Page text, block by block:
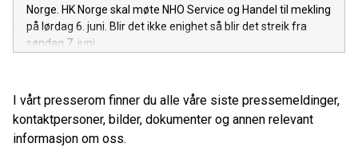
Norge. HK Norge skal møte NHO Service og Handel til mekling
på lørdag 6. juni. Blir det ikke enighet så blir det streik fra
søndag 7. juni.
I vårt presserom finner du alle våre siste pressemeldinger,
kontaktpersoner, bilder, dokumenter og annen relevant
informasjon om oss.